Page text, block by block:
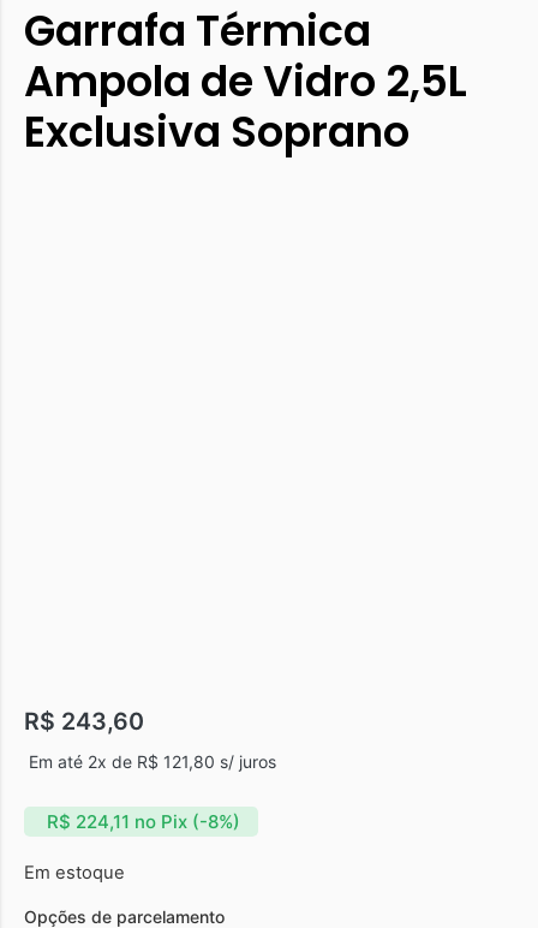
Garrafa Térmica
Ampola de Vidro 2,5L
Exclusiva Soprano
R$ 243,60
Em até 2x de R$ 121,80 s/ juros
R$ 224,11 no Pix (-8%)
Em estoque
Opções de parcelamento